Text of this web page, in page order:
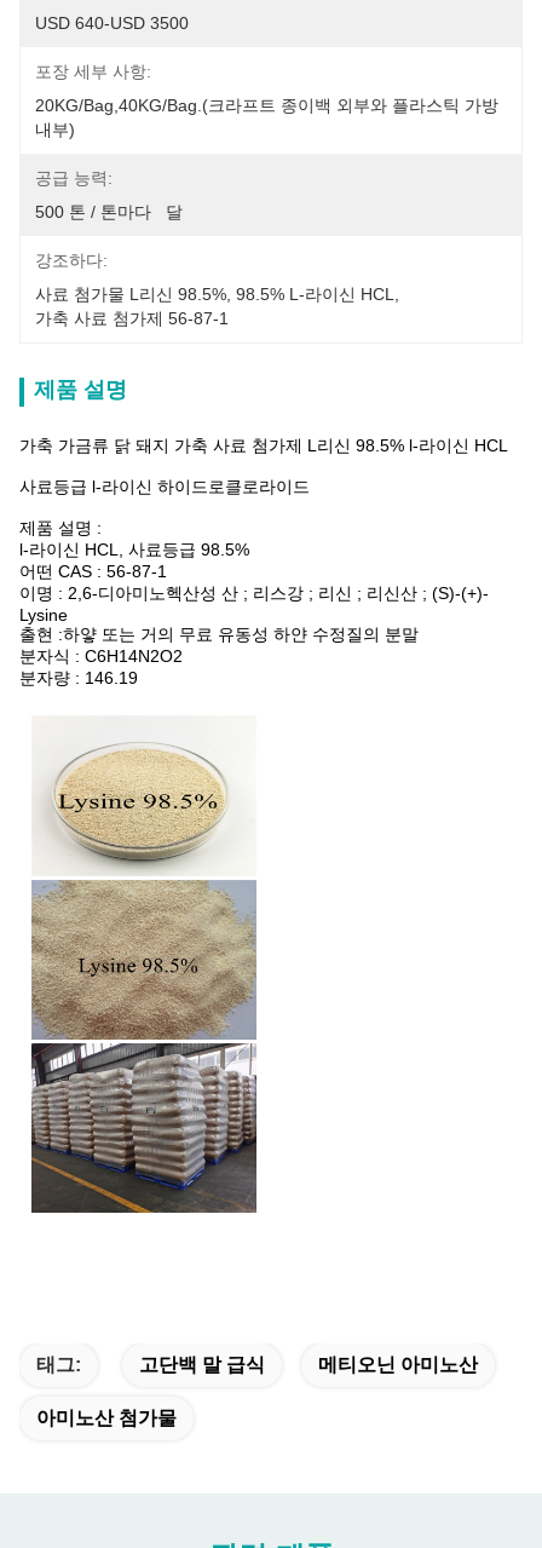
USD 640-USD 3500
포장 세부 사항:
20KG/Bag,40KG/Bag.(크라프트 종이백 외부와 플라스틱 가방
내부)
공급 능력:
500 톤 / 톤마다   달
강조하다:
사료 첨가물 L리신 98.5% 98.5% L-라이신 HCL
가축 사료 첨가제 56-87-1
제품 설명
가축 가금류 닭 돼지 가축 사료 첨가제 L리신 98.5% l-라이신 HCL
사료등급 l-라이신 하이드로클로라이드
제품 설명 :
l-라이신 HCL, 사료등급 98.5%
어떤 CAS : 56-87-1
이명 : 2,6-디아미노헥산성 산 ; 리스강 ; 리신 ; 리신산 ; (S)-(+)-
Lysine
출현 :하얗 또는 거의 무료 유동성 하얀 수정질의 분말
분자식 : C6H14N2O2
분자량 : 146.19
태그: 고단백 말 급식 메티오닌 아미노산
아미노산 첨가물